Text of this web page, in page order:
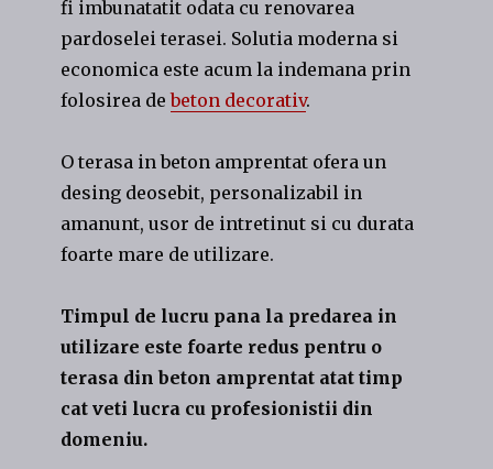
fi imbunatatit odata cu renovarea
pardoselei terasei. Solutia moderna si
economica este acum la indemana prin
folosirea debeton decorativ.
O terasa in beton amprentat ofera un
desing deosebit, personalizabil in
amanunt, usor de intretinut si cu durata
foarte mare de utilizare.
Timpul de lucru pana la predarea in
utilizare este foarte redus pentru o
terasa din beton amprentat atat timp
cat veti lucra cu profesionistii din
domeniu.